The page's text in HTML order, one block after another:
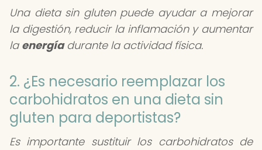
Una dieta sin gluten puede ayudar a mejorar
la digestión, reducir la inflamación y aumentar
la energíadurante la actividad física.
2. ¿Es necesario reemplazar los
carbohidratos en una dieta sin
gluten para deportistas?
Es importante sustituir los carbohidratos de